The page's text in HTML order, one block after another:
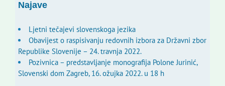
Najave
Ljetni tečajevi slovenskoga jezika
Obavijest o raspisivanju redovnih izbora za Državni zbor
Republike Slovenije – 24. travnja 2022.
Pozivnica – predstavljanje monografija Polone Jurinić,
Slovenski dom Zagreb, 16. ožujka 2022. u 18 h